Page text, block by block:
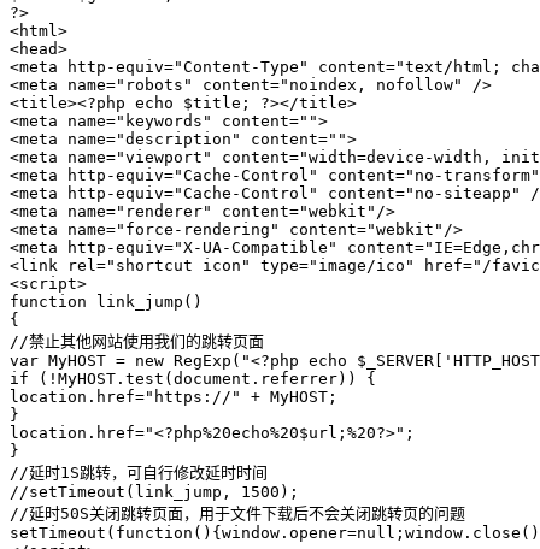
?>
<html>
<head>
<meta http-equiv="Content-Type" content="text/html;
<meta name="robots" content="noindex, nofollow" />
<title><?php echo $title; ?></title>
<meta name="keywords" content="">
<meta name="description" content="">
<meta name="viewport" content="width=device-width,
<meta http-equiv="Cache-Control" content="no-
<meta http-equiv="Cache-Control" content="no-siteapp"
<meta name="renderer" content="webkit"/>
<meta name="force-rendering" content="webkit"/>
<meta http-equiv="X-UA-Compatible"
<link rel="shortcut icon" type="image/ico" href="/
<script>
function link_jump()
{
//禁止其他网站使用我们的跳转页面
var MyHOST = new RegExp("<?php echo
if (!MyHOST.test(document.referrer)) {
location.href="https://" + MyHOST;
}
location.href="<?php%20echo%20$url;%20?>";
}
//延时1S跳转，可自行修改延时时间
//setTimeout(link_jump, 1500);
//延时50S关闭跳转页面，用于文件下载后不会关闭跳转页的问题